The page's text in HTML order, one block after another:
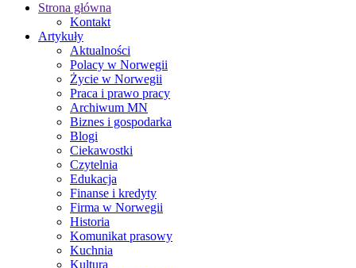
Strona główna
Kontakt
Artykuły
Aktualności
Polacy w Norwegii
Życie w Norwegii
Praca i prawo pracy
Archiwum MN
Biznes i gospodarka
Blogi
Ciekawostki
Czytelnia
Edukacja
Finanse i kredyty
Firma w Norwegii
Historia
Komunikat prasowy
Kuchnia
Kultura